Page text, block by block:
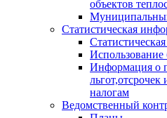
объектов
Статистическая
Информация о
налогам
Ведомственный